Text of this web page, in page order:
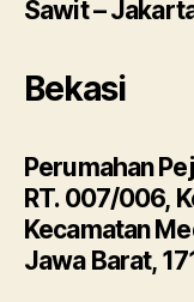
Sawit –
Bekasi
Perumahan
RT. 007/006,
Kecamatan
Jawa Barat,